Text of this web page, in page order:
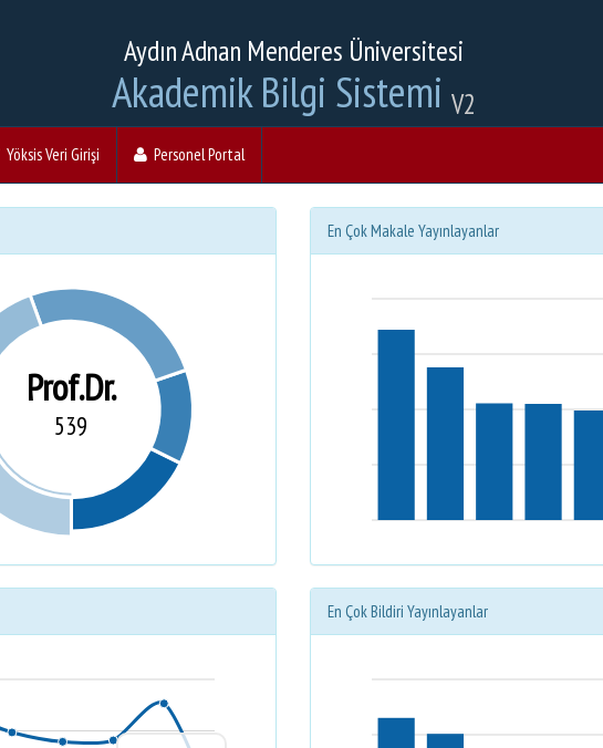
Aydın Adnan Menderes Üniversitesi
Akademik Bilgi Sistemi V2
Yöksis Veri Girişi Personel Portal
Prof.Dr.
539
En Çok Makale Yayınlayanlar
En Çok Bildiri Yayınlayanlar